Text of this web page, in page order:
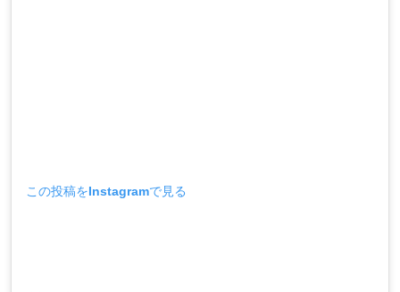
この投稿をInstagramで見る